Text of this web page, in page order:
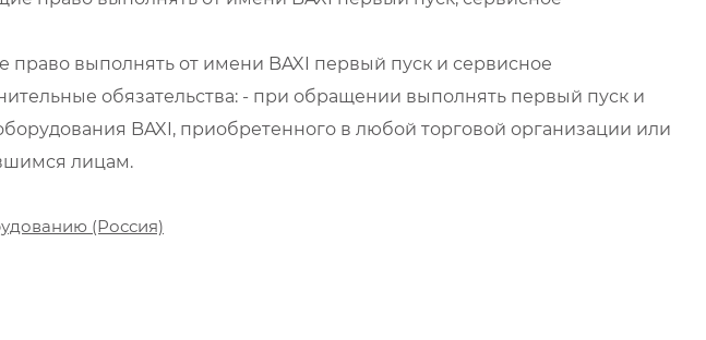
выполнять от имени BAXI первый пуск и сервисное
обязательства: - при обращении выполнять первый пуск и
BAXI, приобретенного в любой торговой организации или
лицам.
(Россия)